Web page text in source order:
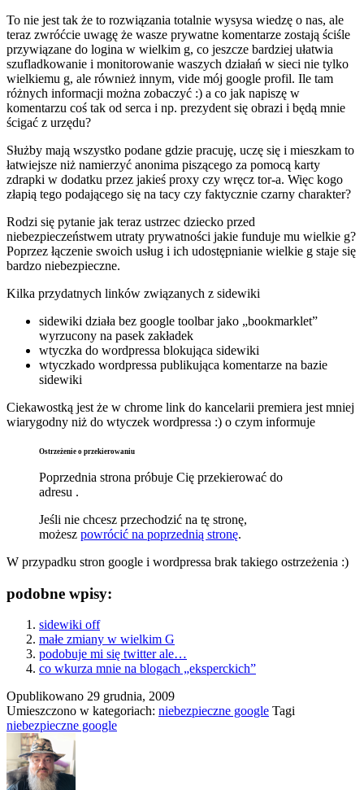
To nie jest tak że to rozwiązania totalnie wysysa wiedzę o nas, ale
teraz zwróćcie uwagę że wasze prywatne komentarze zostają ściśle
przywiązane do logina w wielkim g, co jeszcze bardziej ułatwia
szufladkowanie i monitorowanie waszych działań w sieci nie tylko
wielkiemu g, ale również innym, vide mój google profil. Ile tam
różnych informacji można zobaczyć :) a co jak napiszę w
komentarzu coś tak od serca i np. prezydent się obrazi i będą mnie
ścigać z urzędu?
Służby mają wszystko podane gdzie pracuję, uczę się i mieszkam to
łatwiejsze niż namierzyć anonima piszącego za pomocą karty
zdrapki w dodatku przez jakieś proxy czy wręcz tor-a. Więc kogo
złapią tego podającego się na tacy czy faktycznie czarny charakter?
Rodzi się pytanie jak teraz ustrzec dziecko przed
niebezpieczeństwem utraty prywatności jakie funduje mu wielkie g?
Poprzez łączenie swoich usług i ich udostępnianie wielkie g staje się
bardzo niebezpieczne.
Kilka przydatnych linków związanych z sidewiki
sidewiki działa bez google toolbar jako „bookmarklet”
wyrzucony na pasek zakładek
wtyczka do wordpressa blokująca sidewiki
wtyczkado wordpressa publikująca komentarze na bazie
sidewiki
Ciekawostką jest że w chrome link do kancelarii premiera jest mniej
wiarygodny niż do wtyczek wordpressa :) o czym informuje
Ostrzeżenie o przekierowaniu
Poprzednia strona próbuje Cię przekierować do
adresu .
Jeśli nie chcesz przechodzić na tę stronę,
możesz powrócić na poprzednią stronę.
W przypadku stron google i wordpressa brak takiego ostrzeżenia :)
podobne wpisy:
sidewiki off
małe zmiany w wielkim G
podobuje mi się twitter ale…
co wkurza mnie na blogach „eksperckich”
Opublikowano 29 grudnia, 2009
Umieszczono w kategoriach: niebezpieczne google Tagi
niebezpieczne google